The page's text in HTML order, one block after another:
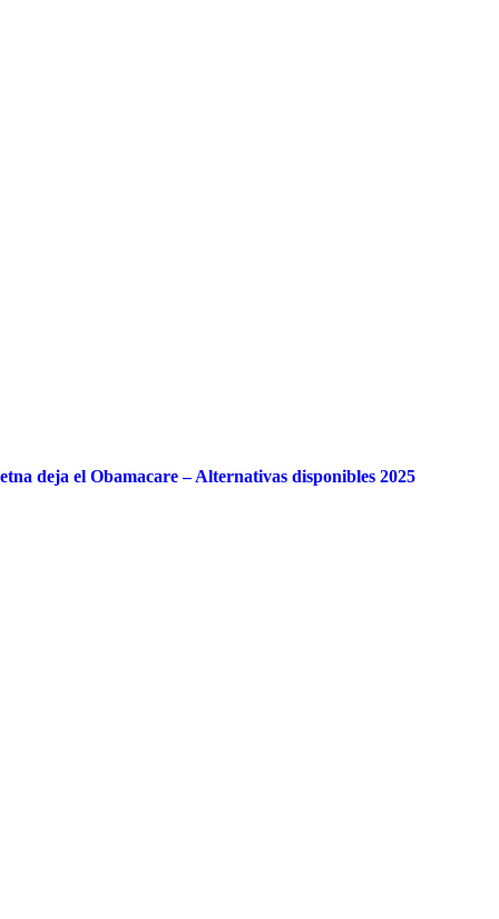
deja el Obamacare – Alternativas disponibles 2025